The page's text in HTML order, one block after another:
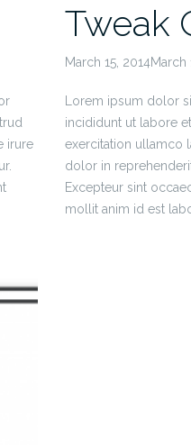
irure
Tweak
March 15, 2014March
Lorem ipsum dolor
incididunt ut labore
exercitation ullamco
dolor in
Excepteur sint
mollit anim id est